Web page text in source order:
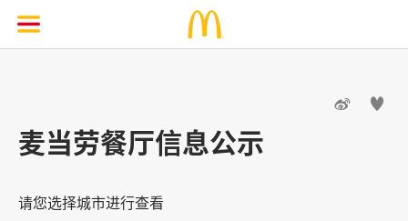
 
麦当劳餐厅信息公示
请您选择城市进行查看